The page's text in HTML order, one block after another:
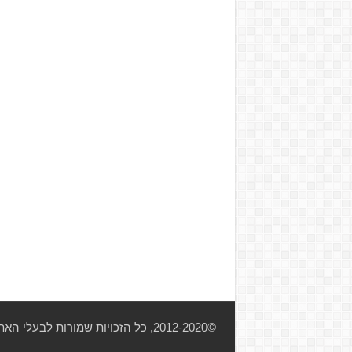
©2012-2020, כל הזכויות שמורות לבעלי האתר